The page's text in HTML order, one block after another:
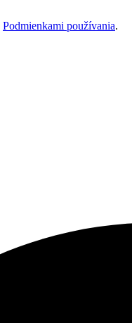
Podmienkami používania.